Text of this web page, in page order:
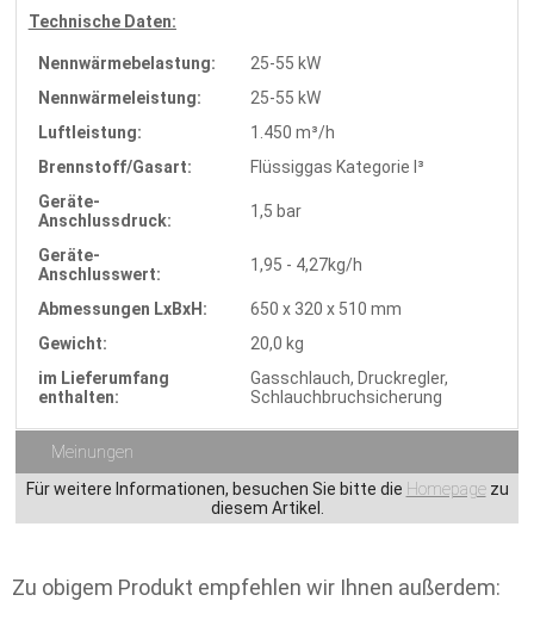
Technische Daten:
Nennwärmebelastung:
25-55 kW
Nennwärmeleistung:
25-55 kW
Luftleistung:
1.450 m³/h
Brennstoff/Gasart:
Flüssiggas Kategorie I³
Geräte-
Anschlussdruck:
1,5 bar
Geräte-
Anschlusswert:
1,95 - 4,27kg/h
Abmessungen LxBxH:
650 x 320 x 510 mm
Gewicht:
20,0 kg
im Lieferumfang
enthalten:
Gasschlauch, Druckregler,
Schlauchbruchsicherung
Meinungen
Für weitere Informationen, besuchen Sie bitte die Homepagezu
diesem Artikel.
Zu obigem Produkt empfehlen wir Ihnen außerdem: